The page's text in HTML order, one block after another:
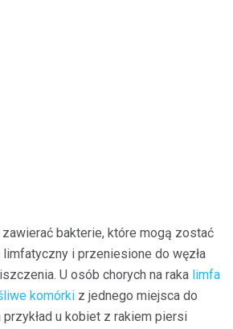
bakterie, które mogą zostać
limfatyczny i przeniesione do węzła
U osób chorych na raka limfa
komórki z jednego miejsca do
u kobiet z rakiem piersi